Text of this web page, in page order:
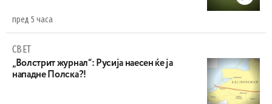
пред 5 часа
СВЕТ
„Волстрит журнал“: Русија наесен ќе ја
нападне Полска?!